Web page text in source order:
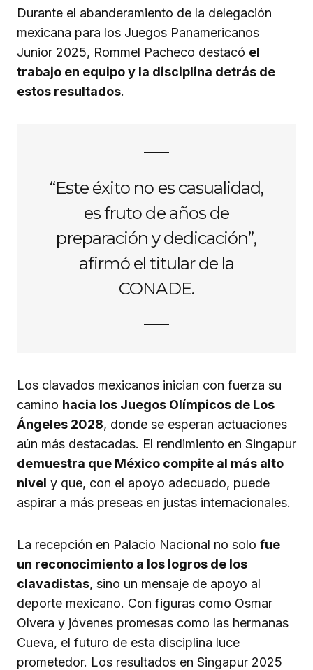
Durante el abanderamiento de la delegación
mexicana para los Juegos Panamericanos
Junior 2025, Rommel Pacheco destacó el
trabajo en equipo y la disciplina detrás de
estos resultados.
“Este éxito no es casualidad,
es fruto de años de
preparación y dedicación”,
afirmó el titular de la
CONADE.
Los clavados mexicanos inician con fuerza su
camino hacia los Juegos Olímpicos de Los
Ángeles 2028, donde se esperan actuaciones
aún más destacadas. El rendimiento en Singapur
demuestra que México compite al más alto
nivel y que, con el apoyo adecuado, puede
aspirar a más preseas en justas internacionales.
La recepción en Palacio Nacional no solo fue
un reconocimiento a los logros de los
clavadistas, sino un mensaje de apoyo al
deporte mexicano. Con figuras como Osmar
Olvera y jóvenes promesas como las hermanas
Cueva, el futuro de esta disciplina luce
prometedor. Los resultados en Singapur 2025